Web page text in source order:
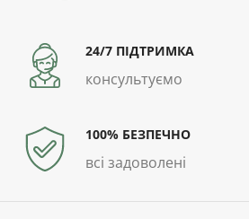
24/7 ПІДТРИМКА
консультуємо
100% БЕЗПЕЧНО
всі задоволені